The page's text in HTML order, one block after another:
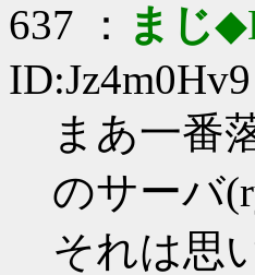
637 ： まじ
ID:Jz4m0Hv9
まあ一番
のサーバ
それは思